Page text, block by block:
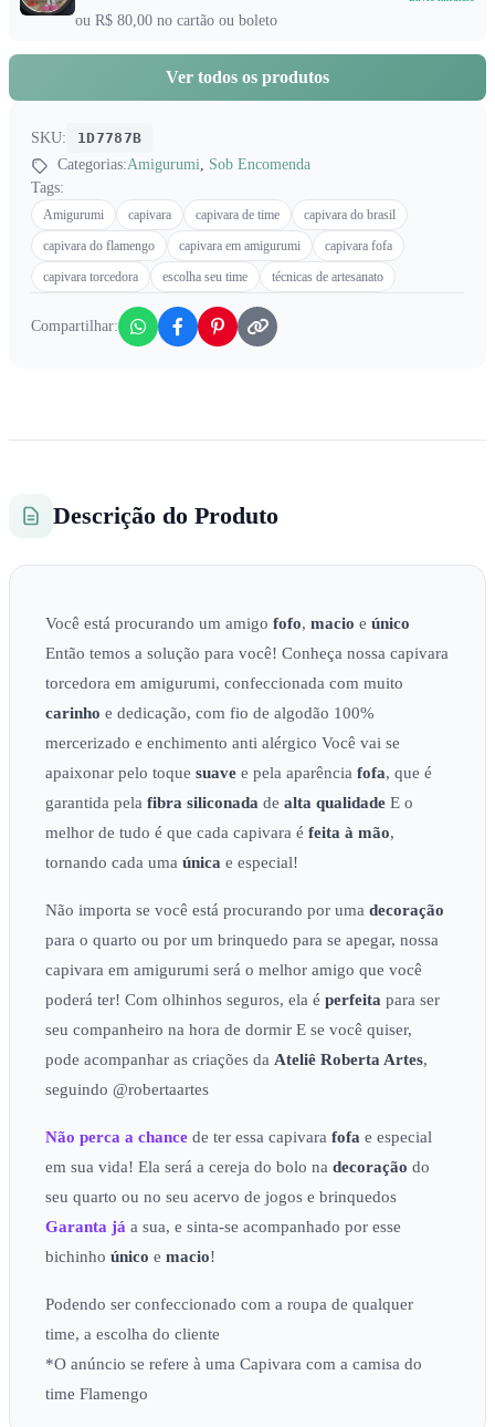
ou R$ 80,00 no cartão ou boleto
Ver todos os produtos
SKU:
1D7787B
Categorias:Amigurumi, Sob Encomenda
Tags:
Amigurumi capivara capivara de time
capivara do brasil
capivara do flamengo
capivara em amigurumi
capivara fofa
capivara torcedora
escolha seu time técnicas de artesanato
Compartilhar:
Descrição do Produto
Você está procurando um amigo fofo, macio e único
Então temos a solução para você! Conheça nossa capivara
torcedora em amigurumi, confeccionada com muito
carinho e dedicação, com fio de algodão 100%
mercerizado e enchimento anti alérgico Você vai se
apaixonar pelo toque suave e pela aparência fofa, que é
garantida pela fibra siliconada de alta qualidade E o
melhor de tudo é que cada capivara é feita à mão,
tornando cada uma única e especial!
Não importa se você está procurando por uma decoração
para o quarto ou por um brinquedo para se apegar, nossa
capivara em amigurumi será o melhor amigo que você
poderá ter! Com olhinhos seguros, ela é perfeita para ser
seu companheiro na hora de dormir E se você quiser,
pode acompanhar as criações da Ateliê Roberta Artes,
seguindo @robertaartes
Não perca a chance de ter essa capivara fofa e especial
em sua vida! Ela será a cereja do bolo na decoração do
seu quarto ou no seu acervo de jogos e brinquedos
Garanta já a sua, e sinta-se acompanhado por esse
bichinho único e macio!
Podendo ser confeccionado com a roupa de qualquer
time, a escolha do cliente
*O anúncio se refere à uma Capivara com a camisa do
time Flamengo